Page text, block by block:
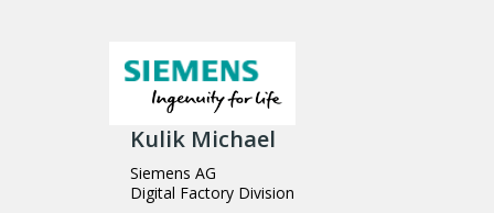
Kulik Michael
Siemens AG
Digital Factory Division